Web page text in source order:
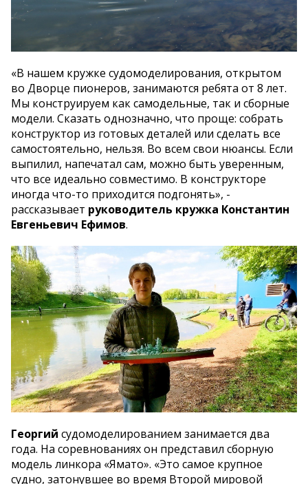
«В нашем кружке судомоделирования, открытом
во Дворце пионеров, занимаются ребята от 8 лет.
Мы конструируем как самодельные, так и сборные
модели. Сказать однозначно, что проще: собрать
конструктор из готовых деталей или сделать все
самостоятельно, нельзя. Во всем свои нюансы. Если
выпилил, напечатал сам, можно быть уверенным,
что все идеально совместимо. В конструкторе
иногда что-то приходится подгонять», -
рассказывает руководитель кружка Константин
Евгеньевич Ефимов.
Георгий судомоделированием занимается два
года. На соревнованиях он представил сборную
модель линкора «Ямато». «Это самое крупное
судно, затонувшее во время Второй мировой